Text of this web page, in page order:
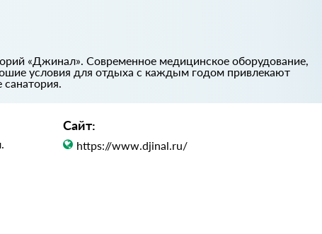
«Джинал». Современное медицинское оборудование,
условия для отдыха с каждым годом привлекают
Сайт:
https://www.djinal.ru/